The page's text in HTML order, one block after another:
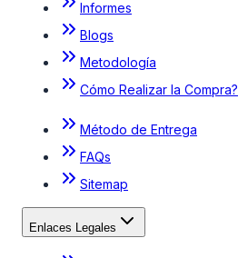
Informes
Blogs
Metodología
Cómo Realizar la Compra?
Método de Entrega
FAQs
Sitemap
Enlaces Legales